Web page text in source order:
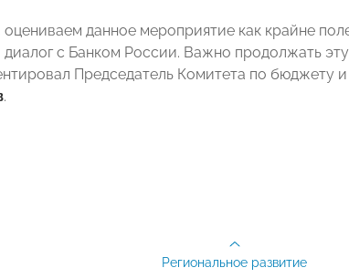
данное мероприятие как крайне
с Банком России. Важно продолжать
Председатель Комитета по
.
Региональное развитие